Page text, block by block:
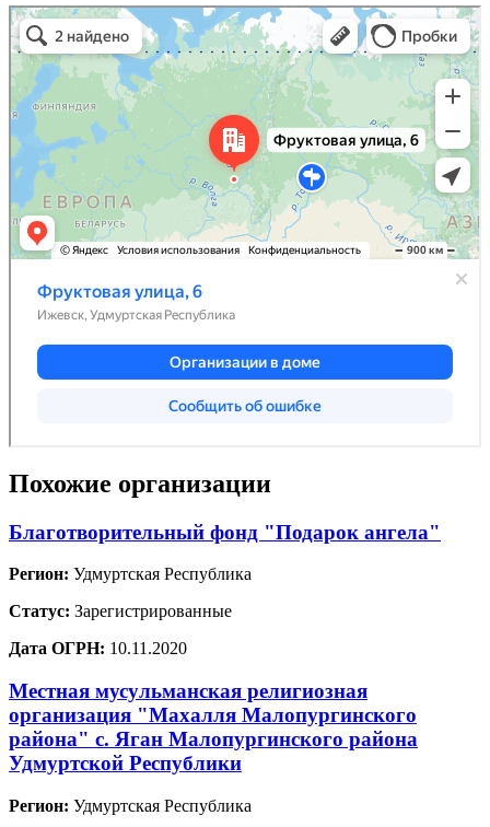
Похожие организации
Благотворительный фонд "Подарок ангела"
Регион: Удмуртская Республика
Статус: Зарегистрированные
Дата ОГРН: 10.11.2020
Местная мусульманская религиозная
организация "Махалля Малопургинского
района" с. Яган Малопургинского района
Удмуртской Республики
Регион: Удмуртская Республика